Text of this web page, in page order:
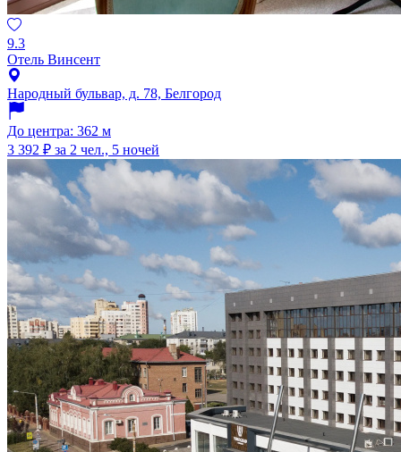
9.3
Отель Винсент
Народный бульвар, д. 78, Белгород
До центра: 362 м
3 392 ₽ за 2 чел., 5 ночей